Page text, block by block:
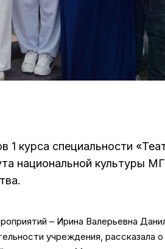
1 курса специальности
национальной культуры
– Ирина Валерьевна
учреждения, рассказала